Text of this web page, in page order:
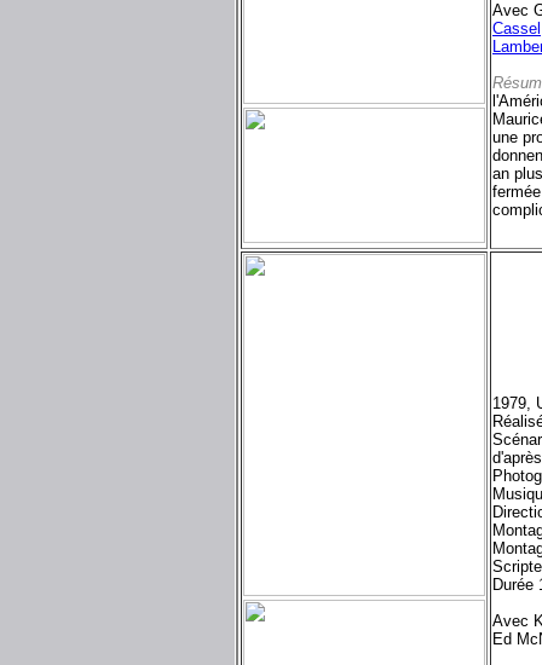
Avec
Cassel
une
an
1979,
Durée
Avec
Ed